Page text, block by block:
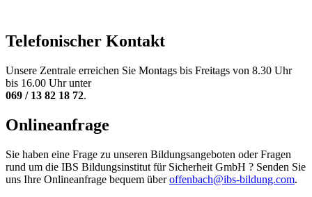
Telefonischer Kontakt
Unsere Zentrale erreichen Sie Montags bis Freitags von 8.30 Uhr
bis 16.00 Uhr unter
069 / 13 82 18 72.
Onlineanfrage
Sie haben eine Frage zu unseren Bildungsangeboten oder Fragen
rund um die IBS Bildungsinstitut für Sicherheit GmbH ? Senden Sie
uns Ihre Onlineanfrage bequem überoffenbach@ibs-bildung.com.